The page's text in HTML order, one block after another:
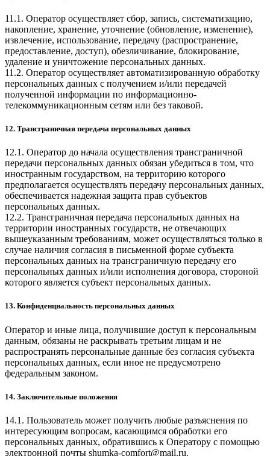
11.1. Оператор осуществляет сбор, запись, систематизацию,
накопление, хранение, уточнение (обновление, изменение),
извлечение, использование, передачу (распространение,
предоставление, доступ), обезличивание, блокирование,
удаление и уничтожение персональных данных.
11.2. Оператор осуществляет автоматизированную обработку
персональных данных с получением и/или передачей
полученной информации по информационно-
телекоммуникационным сетям или без таковой.
12. Трансграничная передача персональных данных
12.1. Оператор до начала осуществления трансграничной
передачи персональных данных обязан убедиться в том, что
иностранным государством, на территорию которого
предполагается осуществлять передачу персональных данных,
обеспечивается надежная защита прав субъектов
персональных данных.
12.2. Трансграничная передача персональных данных на
территории иностранных государств, не отвечающих
вышеуказанным требованиям, может осуществляться только в
случае наличия согласия в письменной форме субъекта
персональных данных на трансграничную передачу его
персональных данных и/или исполнения договора, стороной
которого является субъект персональных данных.
13. Конфиденциальность персональных данных
Оператор и иные лица, получившие доступ к персональным
данным, обязаны не раскрывать третьим лицам и не
распространять персональные данные без согласия субъекта
персональных данных, если иное не предусмотрено
федеральным законом.
14. Заключительные положения
14.1. Пользователь может получить любые разъяснения по
интересующим вопросам, касающимся обработки его
персональных данных, обратившись к Оператору с помощью
электронной почты shumka-comfort@mail.ru.